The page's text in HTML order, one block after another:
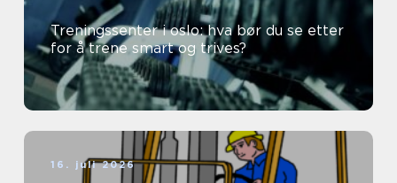
Treningssenter i oslo: hva bør du se etter
for å trene smart og trives?
16. juli 2026